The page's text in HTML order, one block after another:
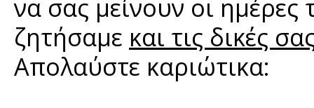
να σας μείνουν οι
ζητήσαμε και τις δικές
Απολαύστε καριώτικα: